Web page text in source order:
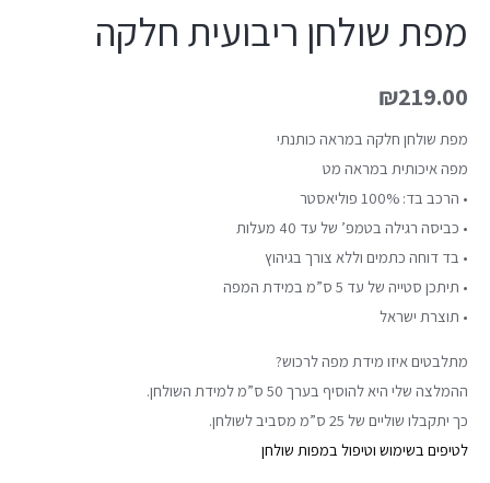
מפת שולחן ריבועית חלקה
₪219.00
מפת שולחן חלקה במראה כותנתי
מפה איכותית במראה מט
• הרכב בד: 100% פוליאסטר
• כביסה רגילה בטמפ’ של עד 40 מעלות
• בד דוחה כתמים וללא צורך בגיהוץ
• תיתכן סטייה של עד 5 ס”מ במידת המפה
• תוצרת ישראל
מתלבטים איזו מידת מפה לרכוש?
ההמלצה שלי היא להוסיף בערך 50 ס”מ למידת השולחן.
כך יתקבלו שוליים של 25 ס”מ מסביב לשולחן.
לטיפים בשימוש וטיפול במפות שולחן